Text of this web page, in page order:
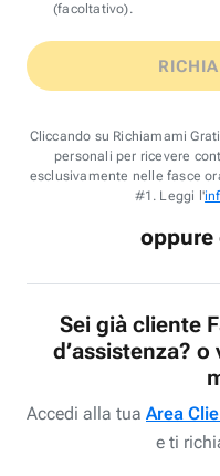
(facoltativo).
Cliccando su Richiamami
personali per ricevere
esclusivamente nelle fasce
#1. Leggi l'
oppure
Sei già cliente
d’assistenza?
Accedi alla tua Area
e ti